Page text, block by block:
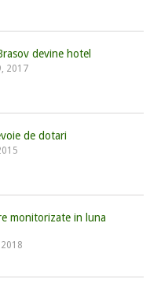
devine hotel
2017
de dotari
monitorizate in luna